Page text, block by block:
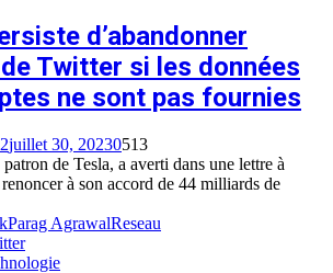
d’abandonner
de Twitter si les données
ne sont pas fournies
juillet 30, 20230513
de Tesla, a averti dans une lettre à
à son accord de 44 milliards de
Parag AgrawalReseau